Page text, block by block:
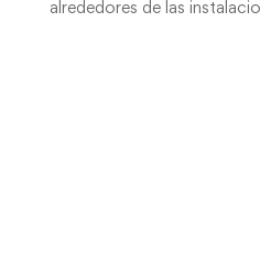
alrededores de las